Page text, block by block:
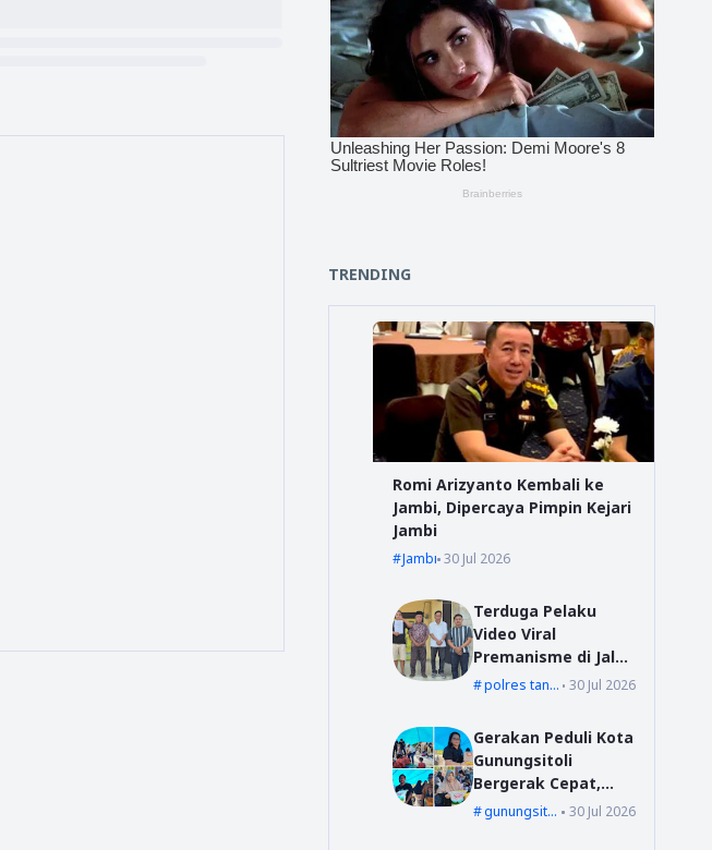
TRENDING
Romi Arizyanto Kembali ke
Jambi, Dipercaya Pimpin Kejari
Jambi
Jambi 30 Jul 2026
Terduga Pelaku
Video Viral
Premanisme di Jalur
Suoh Datangi Polsek
Wajib Lapor
polres tanggamus30 Jul 2026
Gerakan Peduli Kota
Gunungsitoli
Bergerak Cepat,
Bang YD Salurkan
gunungsitoli 30 Jul 2026